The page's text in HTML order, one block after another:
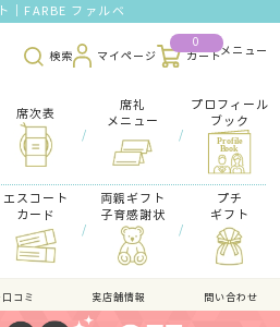
｜FARBE ファルベ
検索 マイページ
0
カート
席次表
/
席礼
メニュー
/
プロフィール
ブック
エスコート
カード
/
両親ギフト
子育感謝状
/
プチ
ギフト
コミ 実店舗情報 問い合わせ